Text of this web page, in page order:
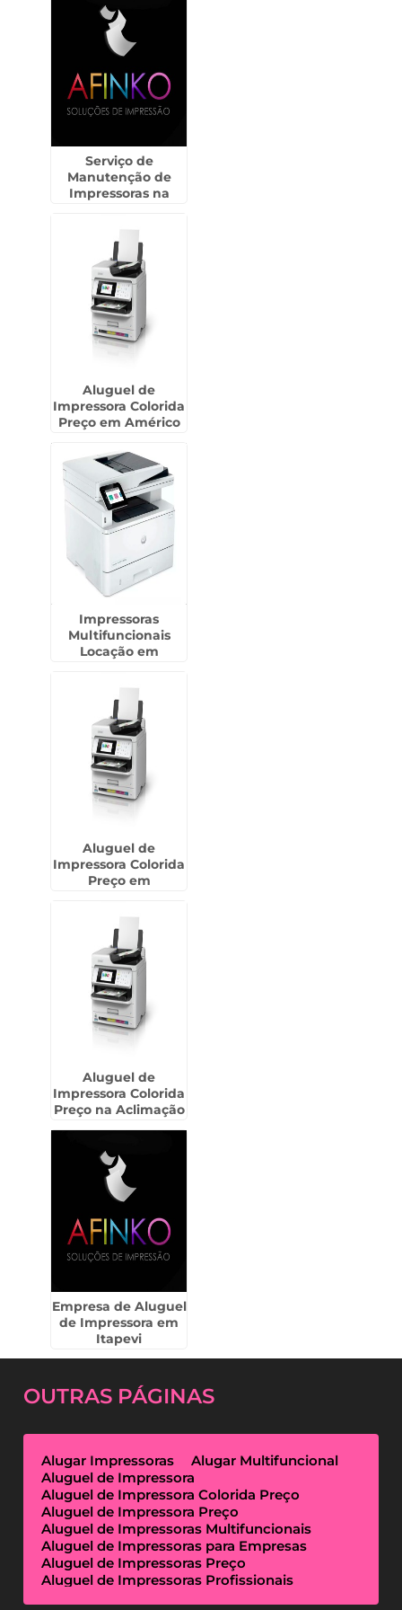
Serviço de
Manutenção de
Impressoras na
Aluguel de
Impressora Colorida
Preço em Américo
Impressoras
Multifuncionais
Locação em
Aluguel de
Impressora Colorida
Preço em
Aluguel de
Impressora Colorida
Preço na Aclimação
Empresa de Aluguel
de Impressora em
Itapevi
OUTRAS PÁGINAS
Alugar Impressoras
Alugar Multifuncional
Aluguel de Impressora
Aluguel de Impressora Colorida Preço
Aluguel de Impressora Preço
Aluguel de Impressoras Multifuncionais
Aluguel de Impressoras para Empresas
Aluguel de Impressoras Preço
Aluguel de Impressoras Profissionais